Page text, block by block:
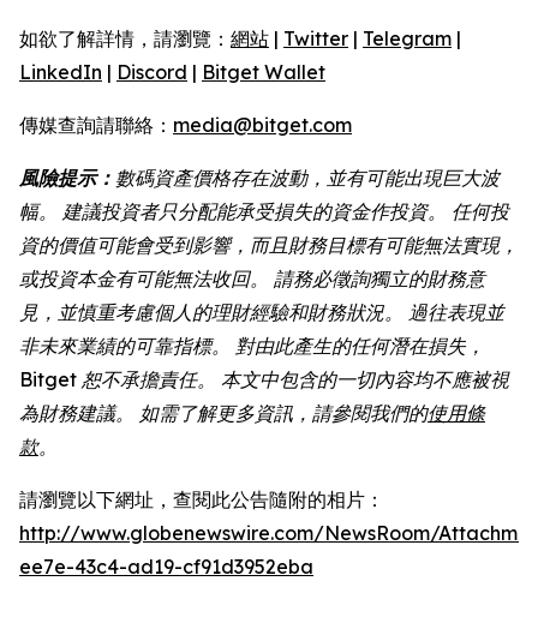
如欲了解詳情，請瀏覽： 網站 | Twitter | Telegram |
LinkedIn | Discord | Bitget Wallet
傳媒查詢請聯絡： media@bitget.com
風險提示： 數碼資產價格存在波動，並有可能出現巨大波
幅。 建議投資者只分配能承受損失的資金作投資。 任何投
資的價值可能會受到影響，而且財務目標有可能無法實現，
或投資本金有可能無法收回。 請務必徵詢獨立的財務意
見，並慎重考慮個人的理財經驗和財務狀況。 過往表現並
非未來業績的可靠指標。 對由此產生的任何潛在損失，
Bitget 恕不承擔責任。 本文中包含的一切內容均不應被視
為財務建議。 如需了解更多資訊，請參閱我們的使用條
款。
請瀏覽以下網址，查閱此公告隨附的相片：
http://www.globenewswire.com/NewsRoom/
ee7e-43c4-ad19-cf91d3952eba